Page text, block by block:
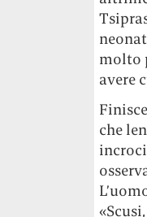
molto
avere
che